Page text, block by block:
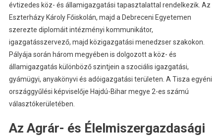
évtizedes köz- és államigazgatási tapasztalattal rendelkezik. Az
Eszterházy Károly Főiskolán, majd a Debreceni Egyetemen
szerezte diplomáit intézményi kommunikátor,
igazgatásszervező, majd közigazgatási menedzser szakokon.
Pályája során három megyében is dolgozott a köz- és
államigazgatás különböző szintjein a szociális igazgatási,
gyámügyi, anyakönyvi és adóigazgatási területen. A Tisza egyéni
országgyűlési képviselője Hajdú-Bihar megye 2-es számú
választókerületében.
Az Agrár- és Élelmiszergazdasági